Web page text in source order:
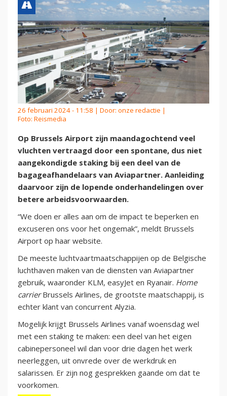
26 februari 2024 - 11:58 | Door: onze redactie |
Foto: Reismedia
Op Brussels Airport zijn maandagochtend veel
vluchten vertraagd door een spontane, dus niet
aangekondigde staking bij een deel van de
bagageafhandelaars van Aviapartner. Aanleiding
daarvoor zijn de lopende onderhandelingen over
betere arbeidsvoorwaarden.
“We doen er alles aan om de impact te beperken en
excuseren ons voor het ongemak”, meldt Brussels
Airport op haar website.
De meeste luchtvaartmaatschappijen op de Belgische
luchthaven maken van de diensten van Aviapartner
gebruik, waaronder KLM, easyJet en Ryanair. Home
carrierBrussels Airlines, de grootste maatschappij, is
echter klant van concurrent Alyzia.
Mogelijk krijgt Brussels Airlines vanaf woensdag wel
met een staking te maken: een deel van het eigen
cabinepersoneel wil dan voor drie dagen het werk
neerleggen, uit onvrede over de werkdruk en
salarissen. Er zijn nog gesprekken gaande om dat te
voorkomen.